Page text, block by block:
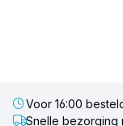
Voor 16:00
Snelle bezorging